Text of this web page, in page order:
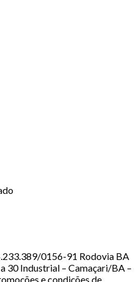
0156-91 Rodovia BA
30 Industrial – Camaçari/BA –
e condições de